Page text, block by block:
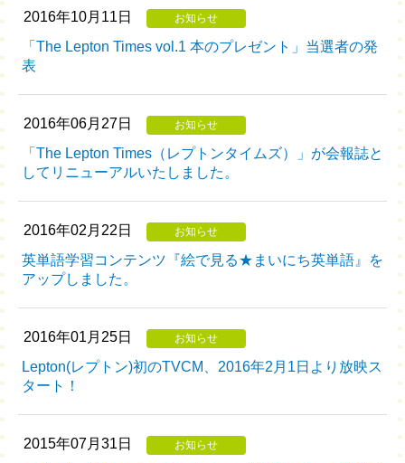
2016年10月11日 お知らせ
「The Lepton Times vol.1 本のプレゼント」当選者の発
表
2016年06月27日 お知らせ
「The Lepton Times（レプトンタイムズ）」が会報誌と
してリニューアルいたしました。
2016年02月22日 お知らせ
英単語学習コンテンツ『絵で見る★まいにち英単語』を
アップしました。
2016年01月25日 お知らせ
Lepton(レプトン)初のTVCM、2016年2月1日より放映ス
タート！
2015年07月31日 お知らせ